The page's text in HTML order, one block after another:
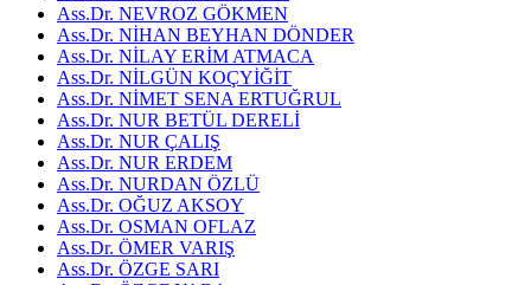
Ass.Dr. NEVROZ GÖKMEN
Ass.Dr. NİHAN BEYHAN DÖNDER
Ass.Dr. NİLAY ERİM ATMACA
Ass.Dr. NİLGÜN KOÇYİĞİT
Ass.Dr. NİMET SENA ERTUĞRUL
Ass.Dr. NUR BETÜL DERELİ
Ass.Dr. NUR ÇALIŞ
Ass.Dr. NUR ERDEM
Ass.Dr. NURDAN ÖZLÜ
Ass.Dr. OĞUZ AKSOY
Ass.Dr. OSMAN OFLAZ
Ass.Dr. ÖMER VARIŞ
Ass.Dr. ÖZGE SARI